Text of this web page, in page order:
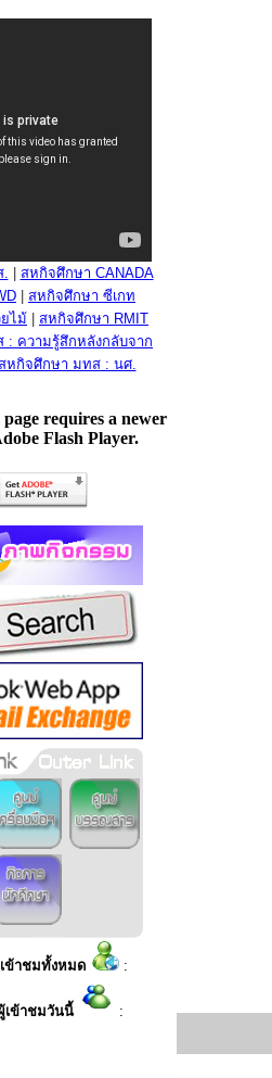
.
สหกิจศึกษา CANADA
สหกิจศึกษา ซีเกท
ไม้
สหกิจศึกษา RMIT
: ความรู้สึกหลังกลับจาก
หกิจศึกษา มทส : นศ.
requires a newer
Flash Player.
าชมทั้งหมด :
ข้าชมวันนี้ :